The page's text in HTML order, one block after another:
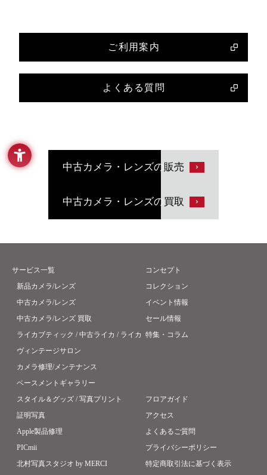
ご利用案内
よくある質問
中古カメラ・レンズの販売
中古カメラ・レンズの買取
サービス一覧
新品カメラ/レンズ
中古カメラ/レンズ
中古カメラ/レンズ 買取
ライカブティック / 中古ライカ / ライカ
ヴィンテージサロン
カメラ修理/メンテナンス
ベースメントギャラリー
スタイル＆グッズ / 写真プリント
証明写真
Apple製品修理
PICmii
北村写真スタジオ by MERCI
コンセプト
コレクション
イベント情報
セール情報
特集・コラム
フロアガイド
アクセス
よくあるご質問
プライバシーポリシー
特定商取引法に基づく表示